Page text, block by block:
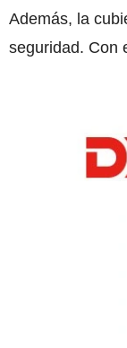
Además, la
seguridad. Con